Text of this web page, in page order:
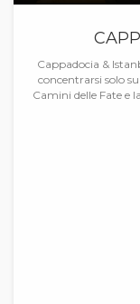
Cappadocia &
concentrarsi solo
Camini delle Fate e